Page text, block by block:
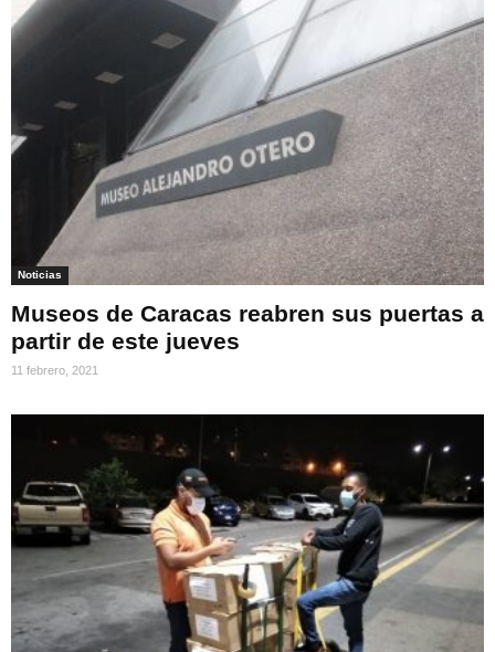
Noticias
Museos de Caracas reabren sus puertas a
partir de este jueves
11 febrero, 2021